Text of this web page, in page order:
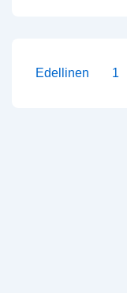
vaikutus
Artikkelien
Edellinen 1